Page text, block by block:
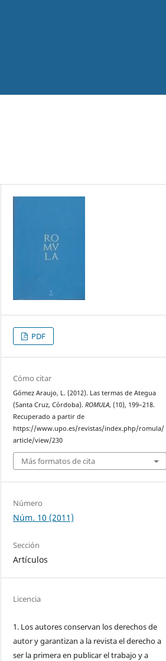
PDF
Cómo citar
Gómez Araujo, L. (2012). Las termas de Ategua
(Santa Cruz, Córdoba).ROMULA, (10), 199–218.
Recuperado a partir de
https://www.upo.es/revistas/index.php/romula/
article/view/230
Más formatos de cita
Número
Núm. 10 (2011)
Sección
Artículos
Licencia
1. Los autores conservan los derechos de
autor y garantizan a la revista el derecho a
ser la primera en publicar el trabajo y a